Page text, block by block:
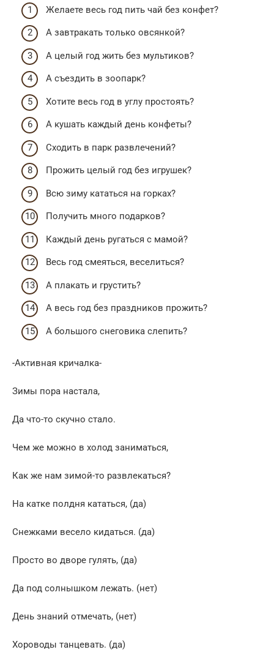
Желаете весь год пить чай без конфет?
А завтракать только овсянкой?
А целый год жить без мультиков?
А съездить в зоопарк?
Хотите весь год в углу простоять?
А кушать каждый день конфеты?
Сходить в парк развлечений?
Прожить целый год без игрушек?
Всю зиму кататься на горках?
Получить много подарков?
Каждый день ругаться с мамой?
Весь год смеяться, веселиться?
А плакать и грустить?
А весь год без праздников прожить?
А большого снеговика слепить?
-Активная кричалка-
Зимы пора настала,
Да что-то скучно стало.
Чем же можно в холод заниматься,
Как же нам зимой-то развлекаться?
На катке полдня кататься, (да)
Снежками весело кидаться. (да)
Просто во дворе гулять, (да)
Да под солнышком лежать. (нет)
День знаний отмечать, (нет)
Хороводы танцевать. (да)